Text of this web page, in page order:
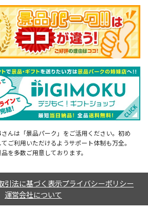
んは「景品パーク」をご活用ください。初め
ご利用いただけるようサポート体制も万全。
を多数ご用意しております。
引法に基づく表示プライバシーポリシー
運営会社について